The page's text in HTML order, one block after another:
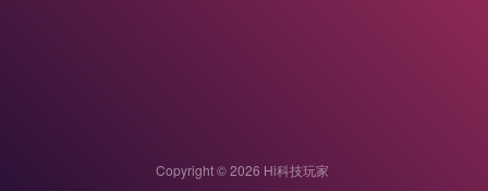
Copyright © 2026 Hi科技玩家